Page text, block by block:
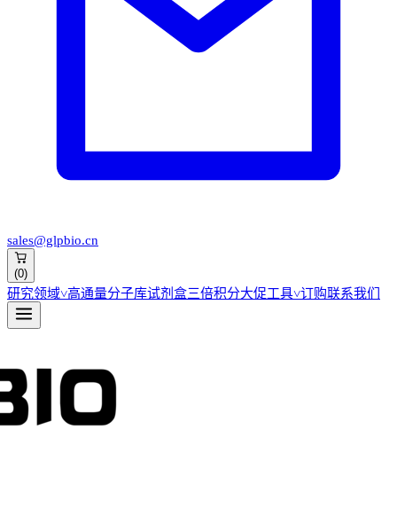
sales@glpbio.cn
(0)
研究领域˅高通量分子库试剂盒三倍积分大促工具˅订购联系我们